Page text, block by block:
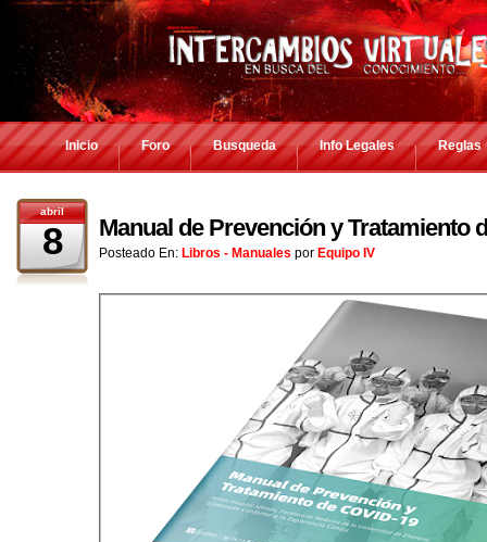
Inicio Foro Busqueda Info Legales Reglas
abril
8 Manual de Prevención y Tratamiento
Posteado En: Libros - Manuales por Equipo IV